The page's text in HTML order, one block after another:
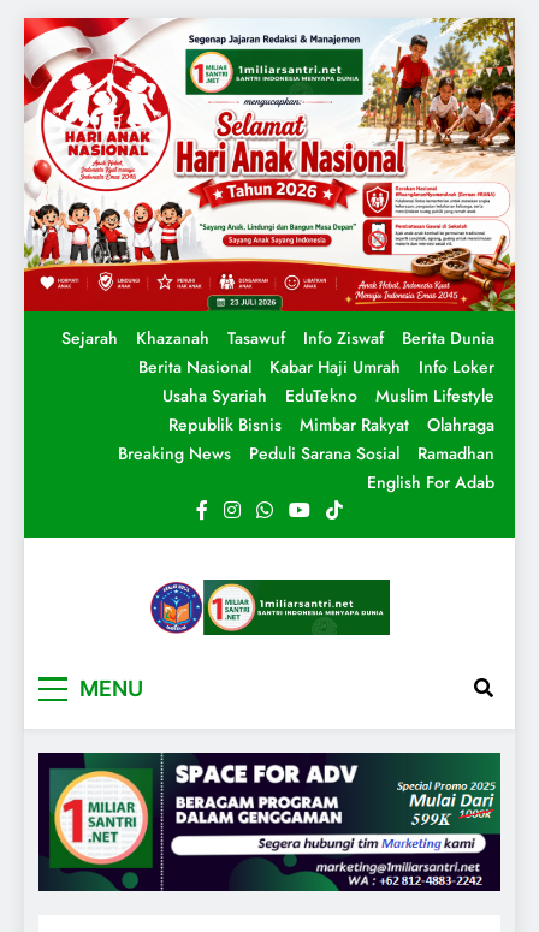
Sejarah Khazanah Tasawuf Info Ziswaf
Berita Dunia
Berita Nasional
Kabar Haji Umrah
Info Loker
Usaha Syariah
EduTekno
Muslim Lifestyle
Republik Bisnis
Mimbar Rakyat
Olahraga
Breaking News
Peduli Sarana Sosial
Ramadhan
English For Adab
MENU